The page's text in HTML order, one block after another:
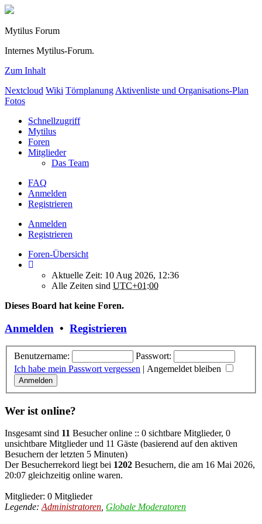
Mytilus Forum
Internes Mytilus-Forum.
Zum Inhalt
Nextcloud Wiki Törnplanung Aktivenliste und Organisations-Plan
Fotos
Schnellzugriff
Mytilus
Foren
Mitglieder
Das Team
FAQ
Anmelden
Registrieren
Anmelden
Registrieren
Foren-Übersicht
Aktuelle Zeit: 10 Aug 2026, 12:36
Alle Zeiten sind UTC+01:00
Dieses Board hat keine Foren.
Anmelden • Registrieren
Benutzername:
Passwort:
Ich habe mein Passwort vergessen | Angemeldet bleiben
Wer ist online?
Insgesamt sind 11 Besucher online :: 0 sichtbare Mitglieder, 0
unsichtbare Mitglieder und 11 Gäste (basierend auf den aktiven
Besuchern der letzten 5 Minuten)
Der Besucherrekord liegt bei 1202 Besuchern, die am 16 Mai 2026,
20:07 gleichzeitig online waren.
Mitglieder: 0 Mitglieder
Legende:Administratoren, Globale Moderatoren